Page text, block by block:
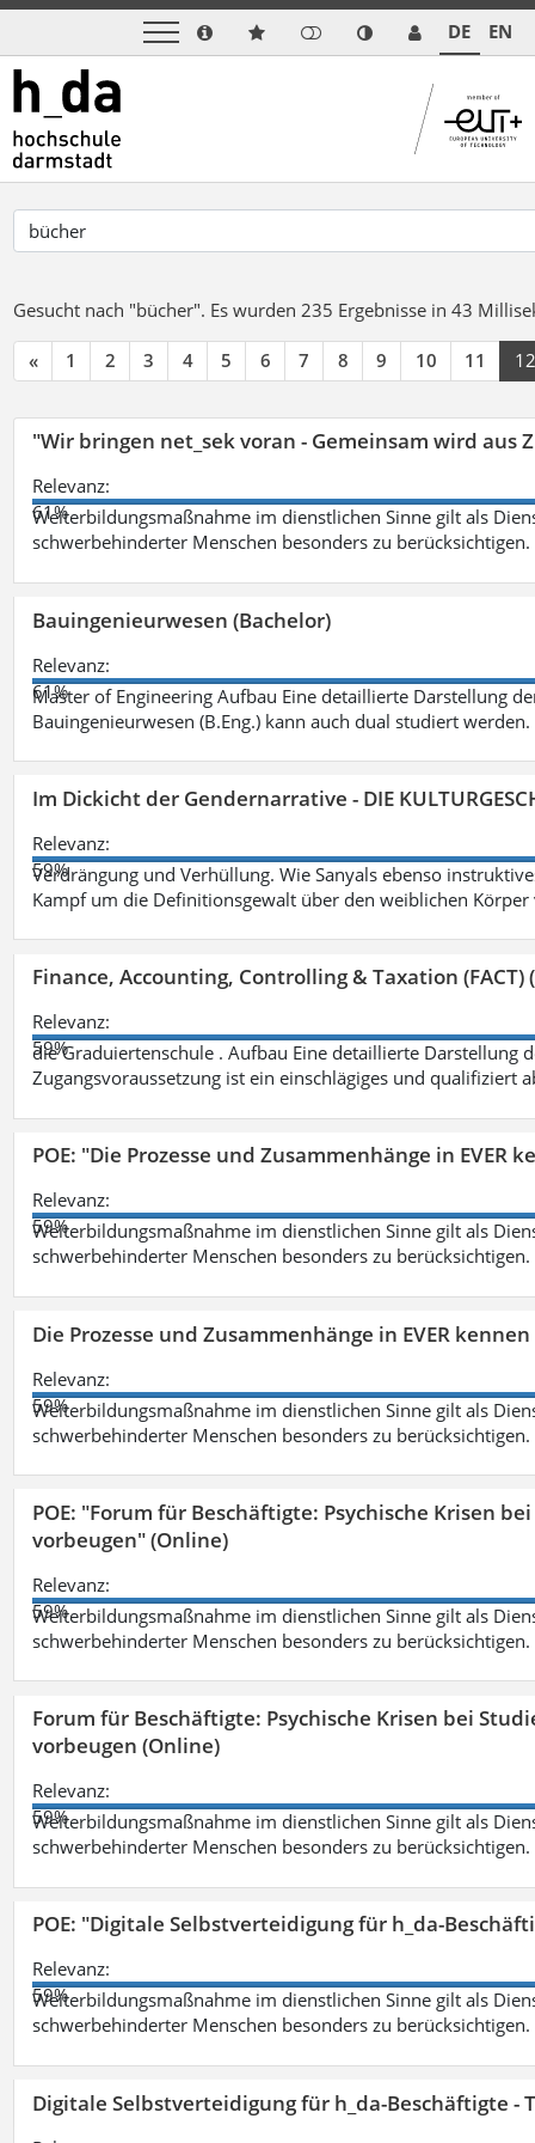
DE EN
Gesucht nach "bücher". Es wurden 235 Ergebnisse in 43
« 1 2 3 4 5 6 7 8 9 10 11 12
"Wir bringen net_sek voran - Gemeinsam wird aus
Relevanz:
61%
Weiterbildungsmaßnahme im dienstlichen Sinne gilt als
schwerbehinderter Menschen besonders zu berücksichtigen.
Bauingenieurwesen (Bachelor)
Relevanz:
61%
Master of Engineering Aufbau Eine detaillierte Darstellung
Bauingenieurwesen (B.Eng.) kann auch dual studiert
Im Dickicht der Gendernarrative - DIE
Relevanz:
59%
Verdrängung und Verhüllung. Wie Sanyals ebenso
Kampf um die Definitionsgewalt über den weiblichen
Finance, Accounting, Controlling & Taxation (FACT)
Relevanz:
59%
die Graduiertenschule . Aufbau Eine detaillierte Darstellung
Zugangsvoraussetzung ist ein einschlägiges und qualifiziert
POE: "Die Prozesse und Zusammenhänge in EVER
Relevanz:
59%
Weiterbildungsmaßnahme im dienstlichen Sinne gilt als
schwerbehinderter Menschen besonders zu berücksichtigen.
Die Prozesse und Zusammenhänge in EVER
Relevanz:
59%
Weiterbildungsmaßnahme im dienstlichen Sinne gilt als
schwerbehinderter Menschen besonders zu berücksichtigen.
POE: "Forum für Beschäftigte: Psychische Krisen
vorbeugen" (Online)
Relevanz:
59%
Weiterbildungsmaßnahme im dienstlichen Sinne gilt als
schwerbehinderter Menschen besonders zu berücksichtigen.
Forum für Beschäftigte: Psychische Krisen bei
vorbeugen (Online)
Relevanz:
59%
Weiterbildungsmaßnahme im dienstlichen Sinne gilt als
schwerbehinderter Menschen besonders zu berücksichtigen.
POE: "Digitale Selbstverteidigung für h_da-
Relevanz:
59%
Weiterbildungsmaßnahme im dienstlichen Sinne gilt als
schwerbehinderter Menschen besonders zu berücksichtigen.
Digitale Selbstverteidigung für h_da-Beschäftigte -